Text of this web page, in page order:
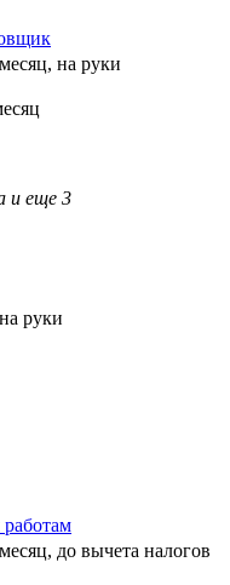
на руки
и еще 3
на руки
до вычета налогов